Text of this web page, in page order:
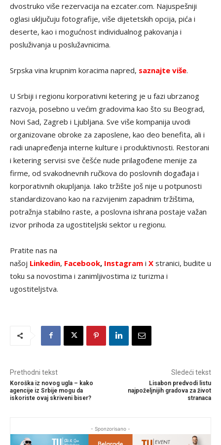
dvostruko više rezervacija na ezcater.com. Najuspešniji
oglasi uključuju fotografije, više dijetetskih opcija, pića i
deserte, kao i mogućnost individualnog pakovanja i
posluživanja u poslužavnicima.
Srpska vina krupnim koracima napred, saznajte više.
U Srbiji i regionu korporativni ketering je u fazi ubrzanog
razvoja, posebno u većim gradovima kao što su Beograd,
Novi Sad, Zagreb i Ljubljana. Sve više kompanija uvodi
organizovane obroke za zaposlene, kao deo benefita, ali i
radi unapređenja interne kulture i produktivnosti. Restorani
i ketering servisi sve češće nude prilagođene menije za
firme, od svakodnevnih ručkova do poslovnih događaja i
korporativnih okupljanja. Iako tržište još nije u potpunosti
standardizovano kao na razvijenim zapadnim tržištima,
potražnja stabilno raste, a poslovna ishrana postaje važan
izvor prihoda za ugostiteljski sektor u regionu.
Pratite nas na
našoj Linkedin, Facebook, Instagram i X stranici, budite u
toku sa novostima i zanimljivostima iz turizma i
ugostiteljstva.
Prethodni tekst
Koroška iz novog ugla – kako
agencije iz Srbije mogu da
iskoriste ovaj skriveni biser?
Sledeći tekst
Lisabon predvodi listu
najpoželjnijih gradova za život
stranaca
- Sponzorisano -